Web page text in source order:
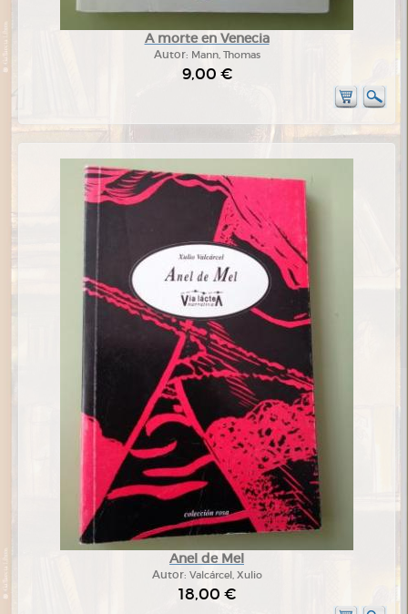
A morte en Venecia
Autor: Mann, Thomas
9,00 €
Anel de Mel
Autor: Valcárcel, Xulio
18,00 €